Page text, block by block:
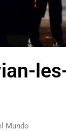
Mundo